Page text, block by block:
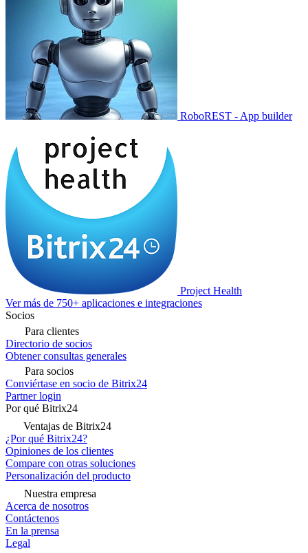
RoboREST - App builder
Project Health
Ver más de 750+ aplicaciones e integraciones
Socios
Para clientes
Directorio de socios
Obtener consultas generales
Para socios
Conviértase en socio de Bitrix24
Partner login
Por qué Bitrix24
Ventajas de Bitrix24
¿Por qué Bitrix24?
Opiniones de los clientes
Compare con otras soluciones
Personalización del producto
Nuestra empresa
Acerca de nosotros
Contáctenos
En la prensa
Legal